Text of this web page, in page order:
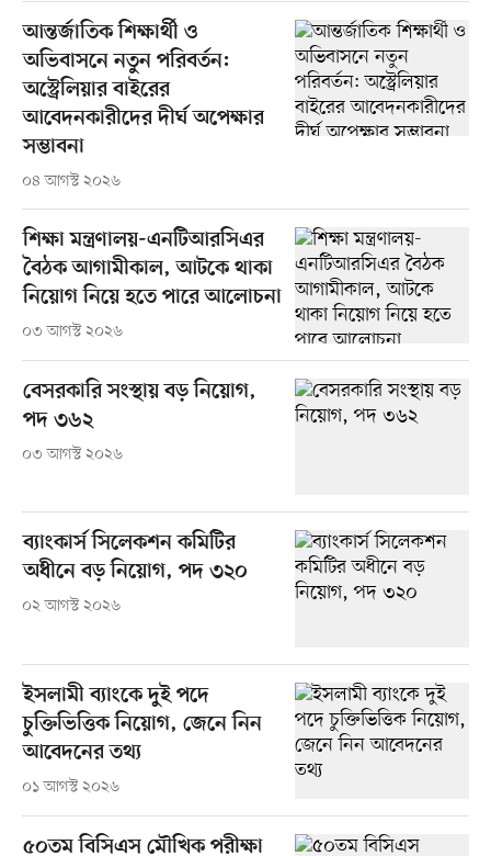
আন্তর্জাতিক শিক্ষার্থী ও
অভিবাসনে নতুন পরিবর্তন:
অস্ট্রেলিয়ার বাইরের
আবেদনকারীদের দীর্ঘ অপেক্ষার
সম্ভাবনা
০৪ আগস্ট ২০২৬
শিক্ষা মন্ত্রণালয়-এনটিআরসিএর
বৈঠক আগামীকাল, আটকে থাকা
নিয়োগ নিয়ে হতে পারে আলোচনা
০৩ আগস্ট ২০২৬
বেসরকারি সংস্থায় বড় নিয়োগ,
পদ ৩৬২
০৩ আগস্ট ২০২৬
ব্যাংকার্স সিলেকশন কমিটির
অধীনে বড় নিয়োগ, পদ ৩২০
০২ আগস্ট ২০২৬
ইসলামী ব্যাংকে দুই পদে
চুক্তিভিত্তিক নিয়োগ, জেনে নিন
আবেদনের তথ্য
০১ আগস্ট ২০২৬
৫০তম বিসিএস মৌখিক পরীক্ষা